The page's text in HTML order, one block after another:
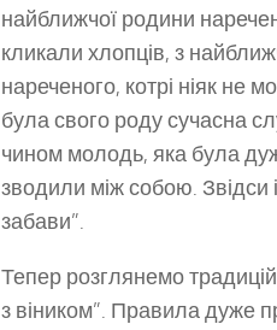
найближчої родини
кликали хлопців, з
нареченого, котрі ніяк не
була свого роду сучасна
чином молодь, яка була
зводили між собою. Звідси
забави”.
Тепер розглянемо
з віником”. Правила дуже